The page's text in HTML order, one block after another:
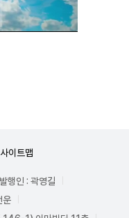
사이트맵
행인 : 곽영길
운